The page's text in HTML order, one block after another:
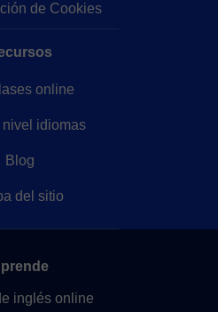
de Cookies
online
nivel idiomas
Blog
del sitio
inglés online